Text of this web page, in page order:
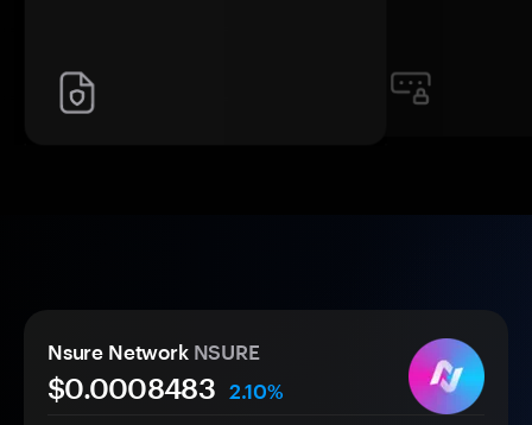
Nsure Network NSURE
$0.0008483
2.10%